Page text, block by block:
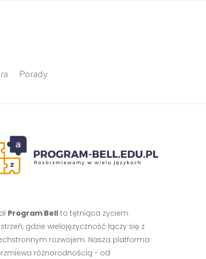
Porady
Program Bellto tętniąca życiem
gdzie wielojęzyczność łączy się z
rozwojem. Nasza platforma
różnorodnością - od